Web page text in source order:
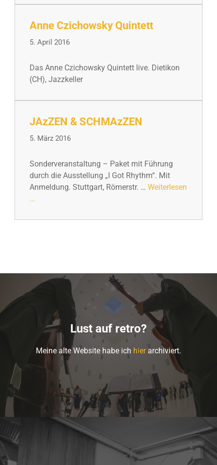
Anne Czichowsky Quintett
5. April 2016
Das Anne Czichowsky Quintett live. Dietikon
(CH), Jazzkeller
JAzZEN & SCHMAzZEN
5. März 2016
Sonderveranstaltung – Paket mit Führung
durch die Ausstellung „I Got Rhythm“. Mit
Anmeldung. Stuttgart, Römerstr. … Weiterlesen
…
Lust auf retro?
Meine alte Website habe ich hierarchiviert.